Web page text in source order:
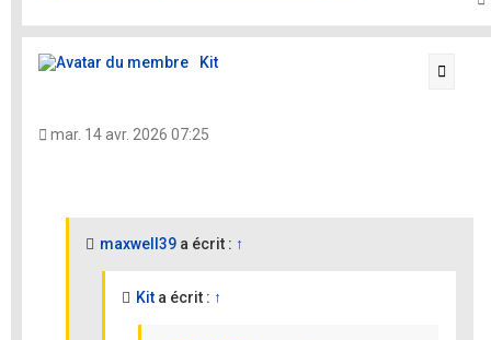
Kit
mar. 14 avr. 2026 07:25
maxwell39 a écrit : ↑
Kit a écrit : ↑